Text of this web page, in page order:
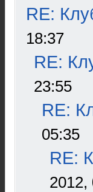
RE:
18:37
RE:
23:55
RE:
05:35
RE:
2012,